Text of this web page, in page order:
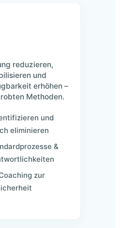
reduzieren,
und
erhöhen –
Methoden.
und
eliminieren
&
zur